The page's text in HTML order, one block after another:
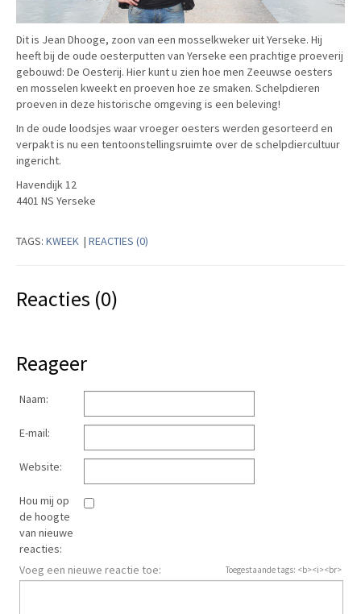
Dit is Jean Dhooge, zoon van een mosselkweker uit Yerseke. Hij
heeft bij de oude oesterputten van Yerseke een prachtige proeverij
gebouwd: De Oesterij. Hier kunt u zien hoe men Zeeuwse oesters
en mosselen kweekt en proeven hoe ze smaken. Schelpdieren
proeven in deze historische omgeving is een beleving!
In de oude loodsjes waar vroeger oesters werden gesorteerd en
verpakt is nu een tentoonstellingsruimte over de schelpdiercultuur
ingericht.
Havendijk 12
4401 NS Yerseke
TAGS: KWEEK | REACTIES (0)
Reacties (0)
Reageer
Naam:
E-mail:
Website:
Hou mij op
de hoogte
van nieuwe
reacties:
Toegestaande tags: <b><i><br>
Voeg een nieuwe reactie toe: